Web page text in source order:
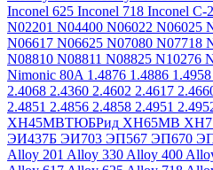
Inconel 625 Inconel 718 Inconel C-
N02201 N04400 N06022 N06025
N06617 N06625 N07080 N07718
N08810 N08811 N08825 N10276
Nimonic 80A 1.4876 1.4886 1.4958
2.4068 2.4360 2.4602 2.4617
2.4851 2.4856 2.4858 2.4951
ХН45МВТЮБРид ХН65МВ
ЭИ437Б ЭИ703 ЭП567 ЭП670
Alloy 201 Alloy 330 Alloy 400